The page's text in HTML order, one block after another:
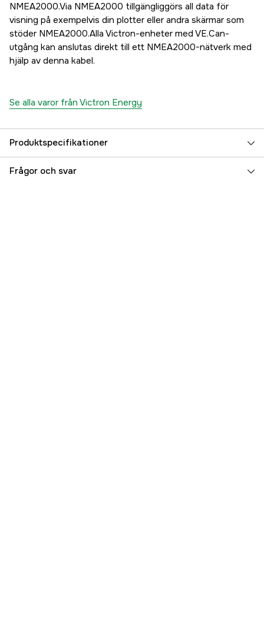
NMEA2000.Via NMEA2000 tillgängliggörs all data för
visning på exempelvis din plotter eller andra skärmar som
stöder NMEA2000.Alla Victron-enheter med VE.Can-
utgång kan anslutas direkt till ett NMEA2000-nätverk med
hjälp av denna kabel.
Se alla varor från Victron Energy
Produktspecifikationer
Referensnummer 5000072317
Frågor och svar